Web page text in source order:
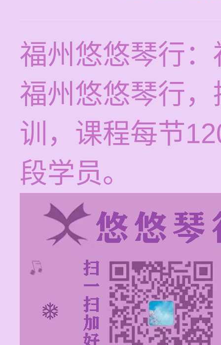
福州悠悠琴行
福州悠悠琴行
训，课程每节
段学员。